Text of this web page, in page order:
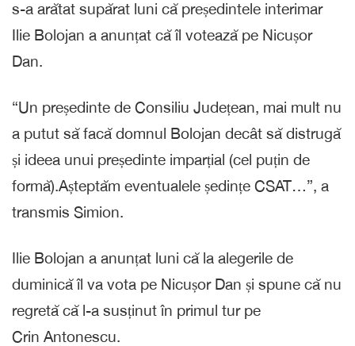
s-a arătat supărat luni că președintele interimar
Ilie Bolojan a anunțat că îl votează pe Nicușor
Dan.
“Un președinte de Consiliu Județean, mai mult nu
a putut să facă domnul Bolojan decât să distrugă
și ideea unui președinte imparțial (cel puțin de
formă).Așteptăm eventualele ședințe CSAT…”, a
transmis Simion.
Ilie Bolojan a anunțat luni că la alegerile de
duminică îl va vota pe Nicușor Dan și spune că nu
regretă că l-a susținut în primul tur pe
Crin Antonescu.